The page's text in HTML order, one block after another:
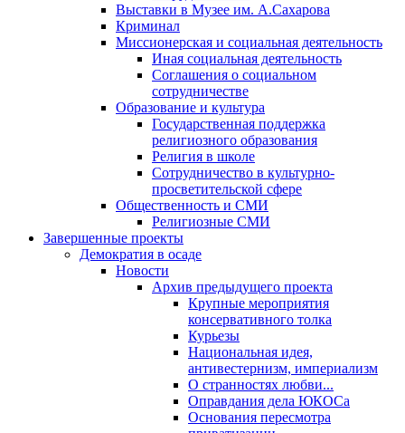
Выставки в Музее им. А.Сахарова
Криминал
Миссионерская и социальная деятельность
Иная социальная деятельность
Соглашения о социальном
сотрудничестве
Образование и культура
Государственная поддержка
религиозного образования
Религия в школе
Сотрудничество в культурно-
просветительской сфере
Общественность и СМИ
Религиозные СМИ
Завершенные проекты
Демократия в осаде
Новости
Архив предыдущего проекта
Крупные мероприятия
консервативного толка
Курьезы
Национальная идея,
антивестернизм, империализм
О странностях любви...
Оправдания дела ЮКОСа
Основания пересмотра